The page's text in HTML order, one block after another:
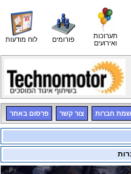
לוח מודעות פורומים
תערוכות
ואירועים
חברות צור קשר פרסום באתר